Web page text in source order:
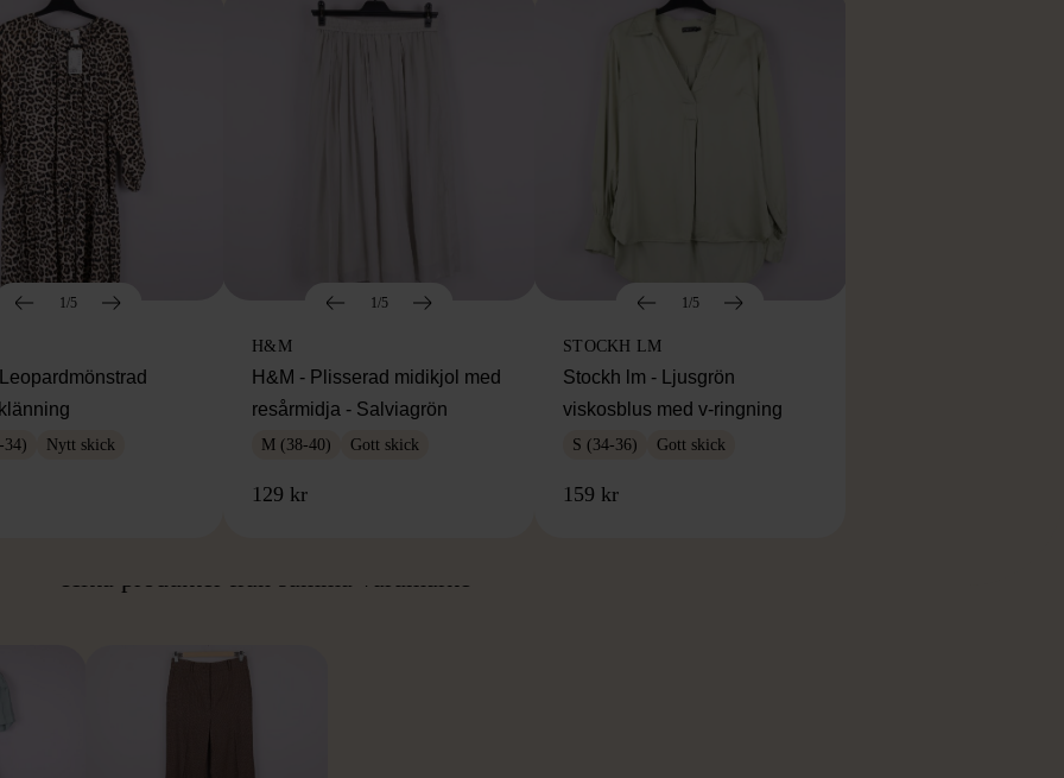
1/5
34) Nytt skick
1/5
H&M
H&M - Plisserad midikjol med
resårmidja - Salviagrön
M (38-40) Gott skick
129 kr
1/5
STOCKH LM
Stockh lm - Ljusgrön
viskosblus med v-ringning
S (34-36) Gott skick
159 kr
Hitta produkter från samma varumärke